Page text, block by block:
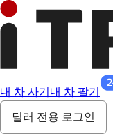
내 차 사기 내 차 팔기
딜러 전용 로그인